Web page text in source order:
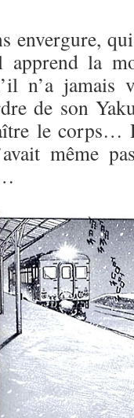
envergure,
la
n’a jamais
de son
le corps…
même